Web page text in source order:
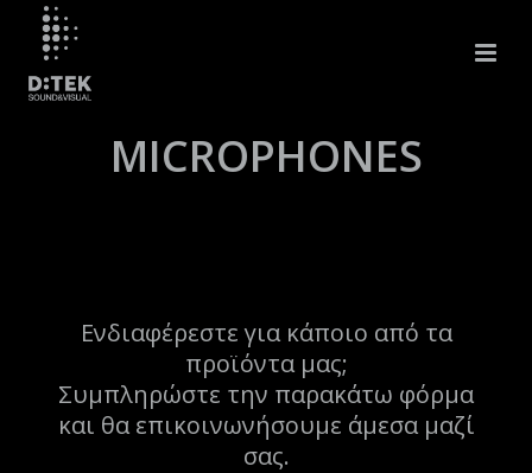
MICROPHONES
Ενδιαφέρεστε για κάποιο από τα
προϊόντα μας;
Συμπληρώστε την παρακάτω φόρμα
και θα επικοινωνήσουμε άμεσα μαζί
σας.